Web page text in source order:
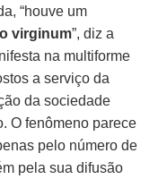
“houve um
virginum”, diz a
na multiforme
a serviço da
da sociedade
O fenômeno parece
pelo número de
pela sua difusão